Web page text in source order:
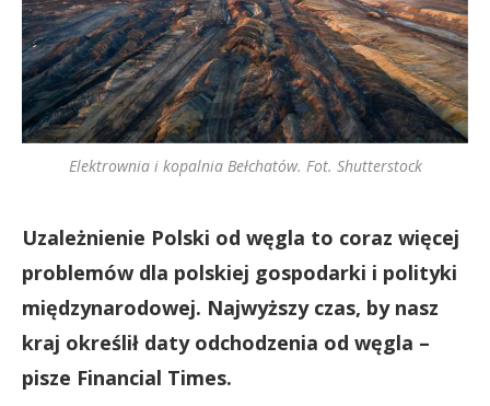
Elektrownia i kopalnia Bełchatów. Fot. Shutterstock
Uzależnienie Polski od węgla to coraz więcej
problemów dla polskiej gospodarki i polityki
międzynarodowej. Najwyższy czas, by nasz
kraj określił daty odchodzenia od węgla –
pisze Financial Times.